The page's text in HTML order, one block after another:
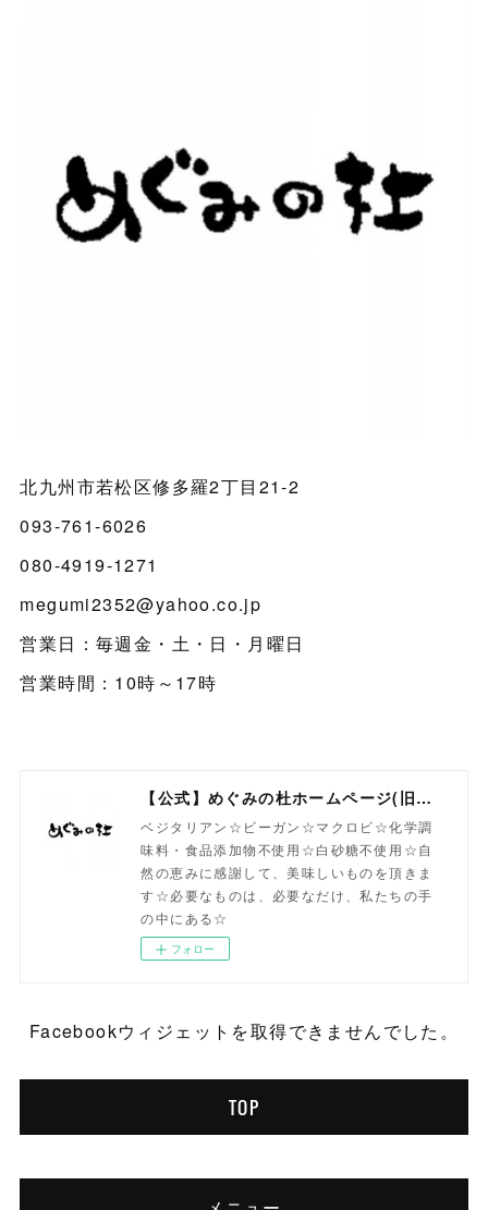
北九州市若松区修多羅2丁目21-2
093-761-6026
080-4919-1271
megumi2352@yahoo.co.jp
営業日：毎週金・土・日・月曜日
営業時間：10時～17時
【公式】めぐみの杜ホームページ(旧自然食工房）
ベジタリアン☆ビーガン☆マクロビ☆化学調
味料・食品添加物不使用☆白砂糖不使用☆自
然の恵みに感謝して、美味しいものを頂きま
す☆必要なものは、必要なだけ、私たちの手
の中にある☆
フォロー
Facebookウィジェットを取得できませんでした。
TOP